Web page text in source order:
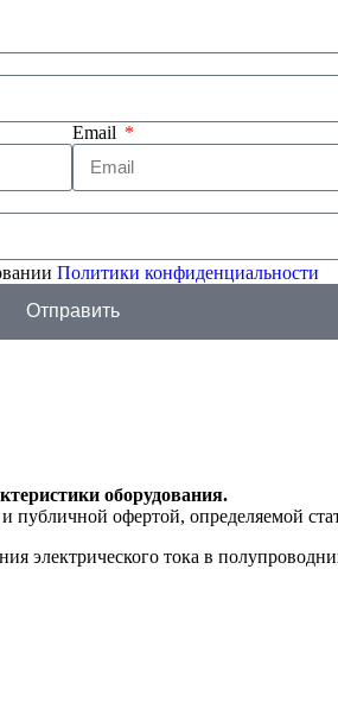
Email
Политики конфиденциальности
Отправить
оборудования.
публичной офертой, определяемой
электрического тока в